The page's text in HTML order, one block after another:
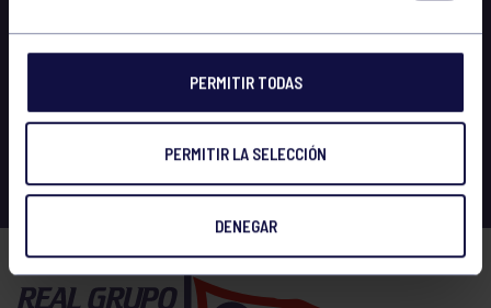
PERMITIR TODAS
PERMITIR LA SELECCIÓN
DENEGAR